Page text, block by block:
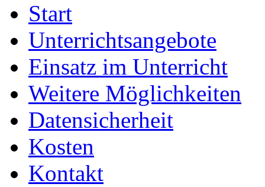
Start
Unterrichtsangebote
Einsatz im Unterricht
Weitere Möglichkeiten
Datensicherheit
Kosten
Kontakt